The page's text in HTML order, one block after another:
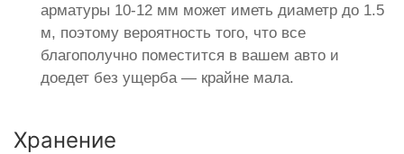
арматуры 10-12 мм может иметь диаметр до 1.5
м, поэтому вероятность того, что все
благополучно поместится в вашем авто и
доедет без ущерба — крайне мала.
Хранение